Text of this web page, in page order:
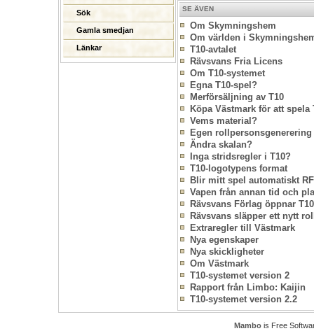
Sök
Gamla smedjan
Länkar
SE ÄVEN
Om Skymningshem
Om världen i
T10-avtalet
Rävsvans Fria Licens
Om T10-systemet
Egna T10-spel?
Merförsäljning av T10
Köpa Västmark för att spela
Vems material?
Egen rollpersonsgenerering
Ändra skalan?
Inga stridsregler i T10?
T10-logotypens format
Blir mitt spel automatiskt
Vapen från annan tid och
Rävsvans Förlag öppnar
Rävsvans släpper ett nytt
Extraregler till Västmark
Nya egenskaper
Nya skickligheter
Om Västmark
T10-systemet version 2
Rapport från Limbo: Kaijin
T10-systemet version 2.2
Mambois Free